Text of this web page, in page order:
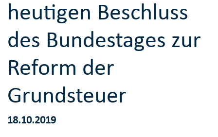
heutigen Beschluss
des Bundestages zur
Reform der
Grundsteuer
18.10.2019